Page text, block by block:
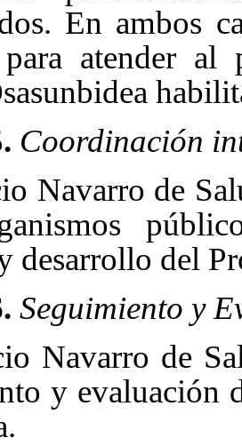
En ambos
para atender
Coordinación
Navarro de
desarrollo del
Seguimiento y
Navarro de
y evaluación